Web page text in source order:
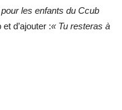
les enfants du Ccub
d’ajouter :« Tu resteras à